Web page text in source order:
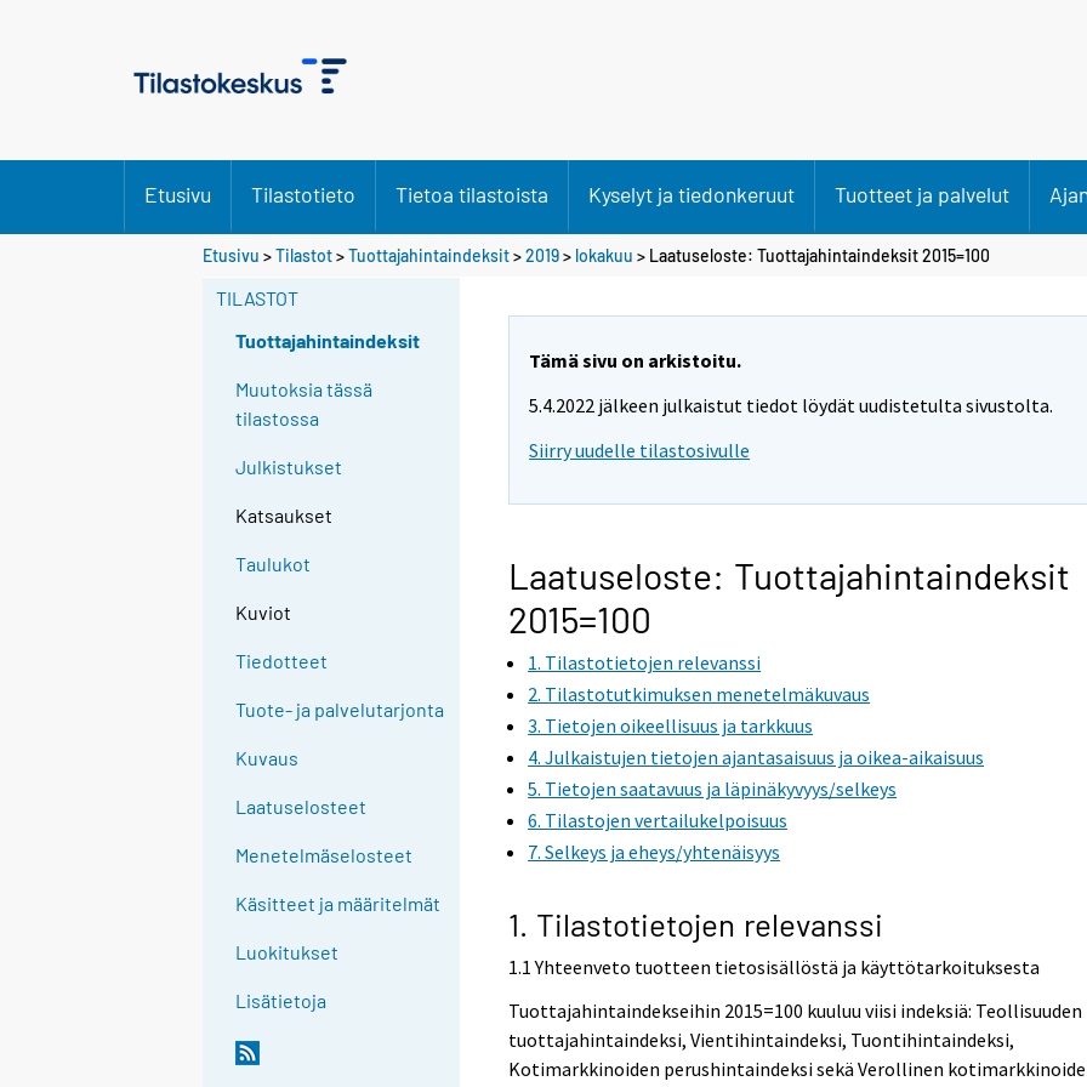
Etusivu Tilastotieto Tietoa tilastoista Kyselyt ja tiedonkeruut Tuotteet ja palvelut
Etusivu >Tilastot>Tuottajahintaindeksit>2019> lokakuu > Laatuseloste: Tuottajahintaindeksit 2015=100
TILASTOT
Tuottajahintaindeksit
Muutoksia tässä
tilastossa
Julkistukset
Katsaukset
Taulukot
Kuviot
Tiedotteet
Tuote- ja palvelutarjonta
Kuvaus
Laatuselosteet
Menetelmäselosteet
Käsitteet ja määritelmät
Luokitukset
Lisätietoja
Tämä sivu on arkistoitu.
5.4.2022 jälkeen julkaistut tiedot löydät uudistetulta sivustolta.
Siirry uudelle tilastosivulle
Laatuseloste: Tuottajahintaindeksit
2015=100
1. Tilastotietojen relevanssi
2. Tilastotutkimuksen menetelmäkuvaus
3. Tietojen oikeellisuus ja tarkkuus
4. Julkaistujen tietojen ajantasaisuus ja oikea-aikaisuus
5. Tietojen saatavuus ja läpinäkyvyys/selkeys
6. Tilastojen vertailukelpoisuus
7. Selkeys ja eheys/yhtenäisyys
1. Tilastotietojen relevanssi
1.1 Yhteenveto tuotteen tietosisällöstä ja käyttötarkoituksesta
Tuottajahintaindekseihin 2015=100 kuuluu viisi indeksiä: Teollisuuden
tuottajahintaindeksi, Vientihintaindeksi, Tuontihintaindeksi,
Kotimarkkinoiden perushintaindeksi sekä Verollinen